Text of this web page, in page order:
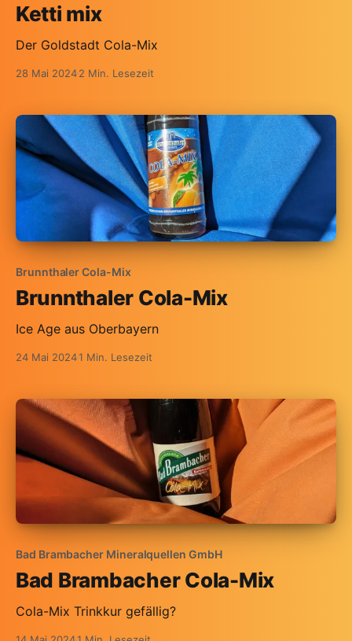
Ketti mix
Der Goldstadt Cola-Mix
28 Mai 20242 Min. Lesezeit
Brunnthaler Cola-Mix
Brunnthaler Cola-Mix
Ice Age aus Oberbayern
24 Mai 20241 Min. Lesezeit
Bad Brambacher Mineralquellen GmbH
Bad Brambacher Cola-Mix
Cola-Mix Trinkkur gefällig?